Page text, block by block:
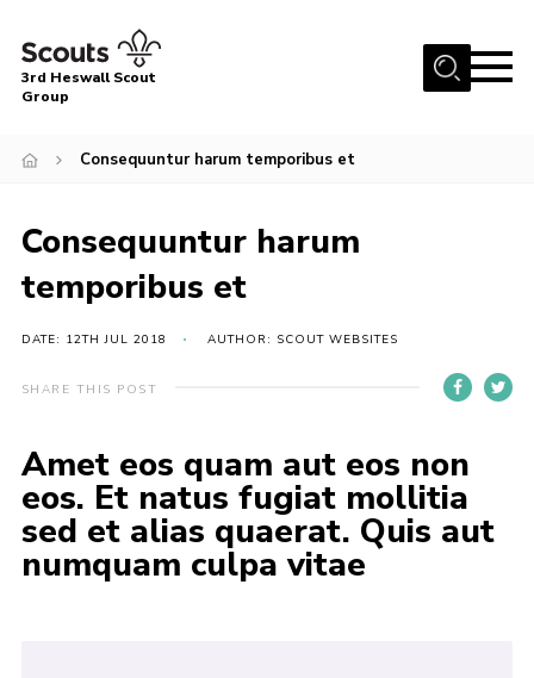
Menu
About Us
Gallery
News
Events
Contact
Cookies
Join
3rd Heswall Scout
Group
Consequuntur harum temporibus et
Consequuntur harum
temporibus et
DATE: 12TH JUL 2018 AUTHOR: SCOUT WEBSITES
SHARE THIS POST
Amet eos quam aut eos non
eos. Et natus fugiat mollitia
sed et alias quaerat. Quis aut
numquam culpa vitae